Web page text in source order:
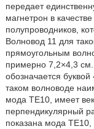
передает
магнетрон в
полупроводников,
Волновод 11 для
прямоугольным
примерно 7,2×4,3
обозначается
таком волноводе
мода TE10, имеет
перпендикулярный
показана мода